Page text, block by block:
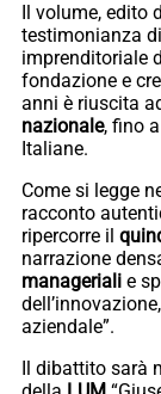
Il volume, edito
testimonianza
imprenditoriale
fondazione e
anni è riuscita
nazionale, fino
Italiane.
Come si legge
racconto
ripercorre il
narrazione
manageriali e
aziendale”.
Il dibattito sarà